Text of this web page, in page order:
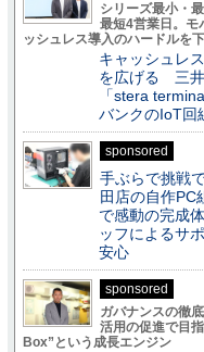
シリーズ最小・
最短4営業日。モ
ッシュレス導入のハードルを
キャッシュレ
を広げる 三
「stera
バンクのIoT回
sponsored
手ぶらで挑戦
田店の自作PC
で感動の完成
ッフによるサ
安心
sponsored
ガバナンスの徹
活用の促進で目
Box”という成長エンジン